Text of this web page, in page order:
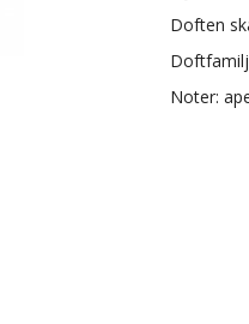
Doften
Noter: